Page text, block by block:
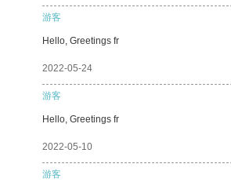
游客
Hello, Greetings fr
2022-05-24
游客
Hello, Greetings fr
2022-05-10
游客